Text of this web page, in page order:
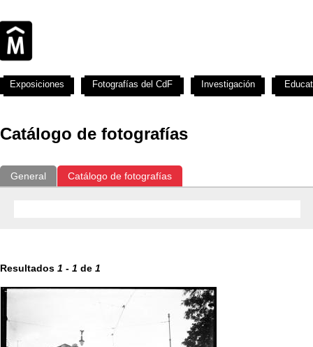
Catálogo de fotografías
General Catálogo de fotografías
Resultados 1 - 1 de 1
Exposiciones Fotografías del CdF Investigación